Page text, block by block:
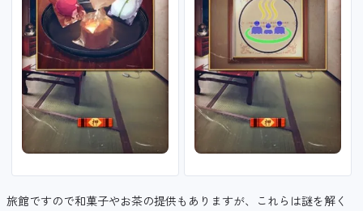
旅館ですので和菓子やお茶の提供もありますが、これらは謎を解く